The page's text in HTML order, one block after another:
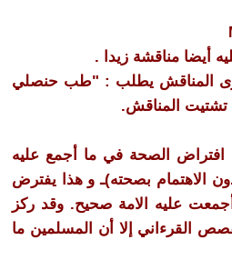
أيضا مناقشة زيدا .
ترى المناقش يطلب : "طب حنصلي
المناقش.
افتراض الصحة في ما أجمع عليه
الاهتمام بصحته)ـ و هذا يفترض
عليه الامة صحيح. وقد ركز
القرءاني إلا أن المسلمين ما